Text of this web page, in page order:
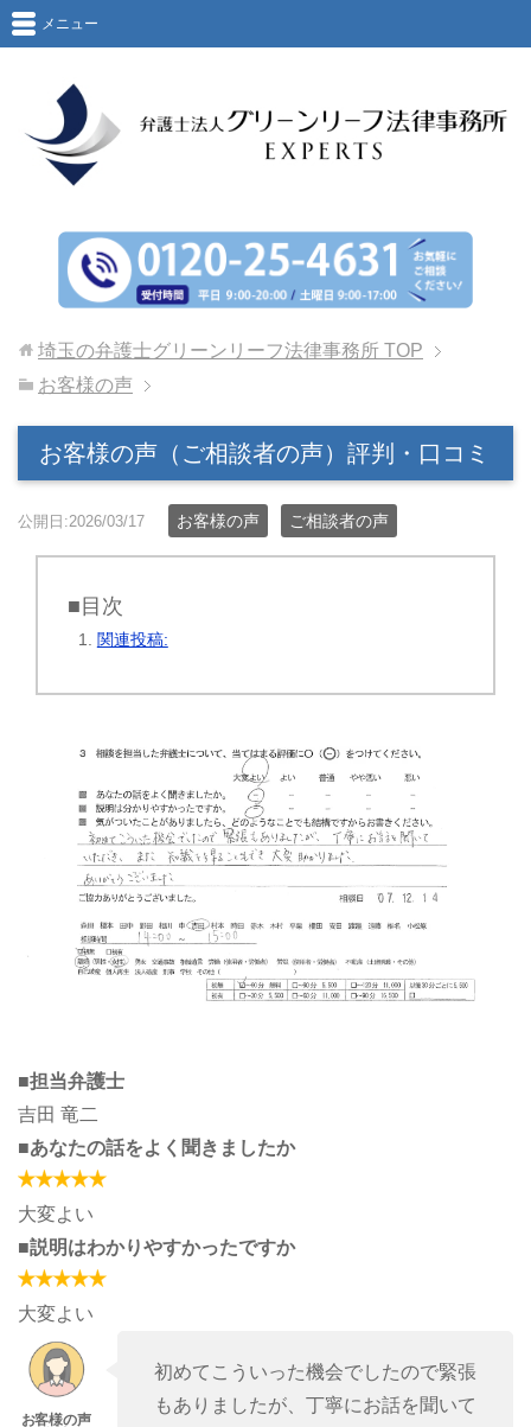
メニュー
埼玉の弁護士グリーンリーフ法律事務所 TOP
お客様の声
お客様の声（ご相談者の声）評判・口コミ
公開日:2026/03/17 お客様の声 ご相談者の声
■目次
関連投稿:
■担当弁護士
吉田 竜二
■あなたの話をよく聞きましたか
大変よい
■説明はわかりやすかったですか
大変よい
初めてこういった機会でしたので緊張
もありましたが、丁寧にお話を聞いて